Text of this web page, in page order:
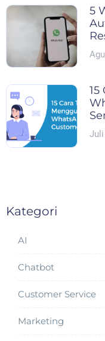
5
15
Juli
Kategori
AI
Chatbot
Customer Service
Marketing